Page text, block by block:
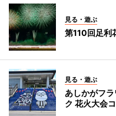
見る・遊ぶ
第110回足
見る・遊ぶ
あしかがフ
ク 花火大会